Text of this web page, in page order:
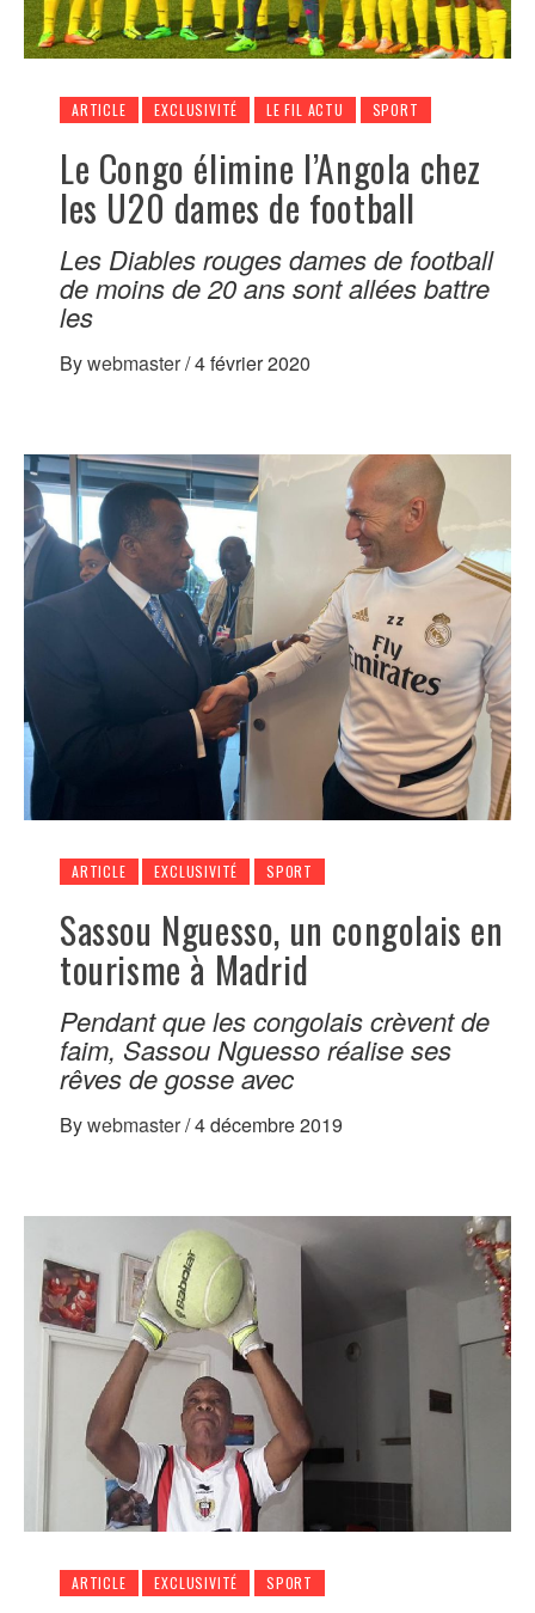
ARTICLE EXCLUSIVITÉ LE FIL ACTU SPORT
Le Congo élimine l’Angola chez
les U20 dames de football
Les Diables rouges dames de football
de moins de 20 ans sont allées battre
les
Bywebmaster/4 février 2020
ARTICLE EXCLUSIVITÉ SPORT
Sassou Nguesso, un congolais en
tourisme à Madrid
Pendant que les congolais crèvent de
faim, Sassou Nguesso réalise ses
rêves de gosse avec
Bywebmaster/4 décembre 2019
ARTICLE EXCLUSIVITÉ SPORT